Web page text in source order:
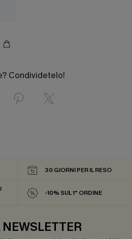
Condividetelo!
30 GIORNI PER IL RESO
-10% SUL 1° ORDINE